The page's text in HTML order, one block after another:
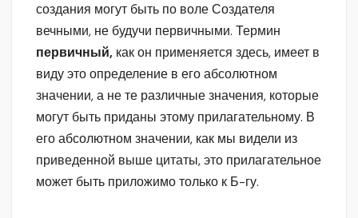
создания могут быть по воле Создателя
вечными, не будучи первичными. Термин
первичный, как он применяется здесь, имеет в
виду это определение в его абсолютном
значении, а не те различные значения, которые
могут быть приданы этому прилагательному. В
его абсолютном значении, как мы видели из
приведенной выше цитаты, это прилагательное
может быть приложимо только к Б-гу.